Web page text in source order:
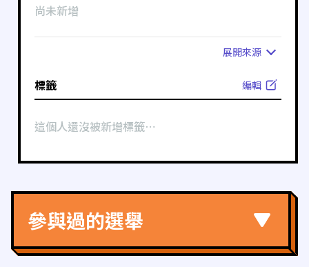
尚未新增
展開來源
標籤 編輯
這個人還沒被新增標籤⋯
參與過的選舉